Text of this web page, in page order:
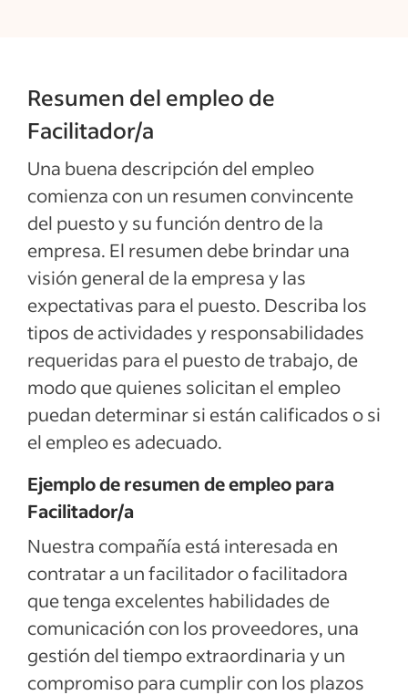
Resumen del empleo de
Facilitador/a
Una buena descripción del empleo
comienza con un resumen convincente
del puesto y su función dentro de la
empresa. El resumen debe brindar una
visión general de la empresa y las
expectativas para el puesto. Describa los
tipos de actividades y responsabilidades
requeridas para el puesto de trabajo, de
modo que quienes solicitan el empleo
puedan determinar si están calificados o si
el empleo es adecuado.
Ejemplo de resumen de empleo para
Facilitador/a
Nuestra compañía está interesada en
contratar a un facilitador o facilitadora
que tenga excelentes habilidades de
comunicación con los proveedores, una
gestión del tiempo extraordinaria y un
compromiso para cumplir con los plazos